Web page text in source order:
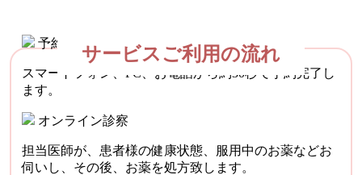
サービスご利用の流れ
予約・問診
スマートフォン、PC、お電話から約30秒で予約完了し
ます。
オンライン診察
担当医師が、患者様の健康状態、服用中のお薬などお
伺いし、その後、お薬を処方致します。